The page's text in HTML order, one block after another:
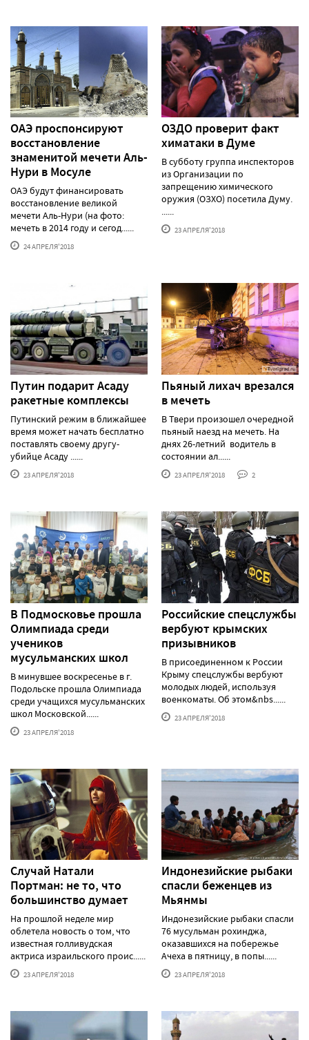
ОАЭ проспонсируют
восстановление
знаменитой мечети Аль-
Нури в Мосуле
ОАЭ будут финансировать
восстановление великой
мечети Аль-Нури (на фото:
мечеть в 2014 году и сегод......
24 АПРЕЛЯ'2018
ОЗДО проверит факт
химатаки в Думе
В субботу группа инспекторов
из Организации по
запрещению химического
оружия (ОЗХО) посетила Думу.
......
23 АПРЕЛЯ'2018
Путин подарит Асаду
ракетные комплексы
Путинский режим в ближайшее
время может начать бесплатно
поставлять своему другу-
убийце Асаду ......
23 АПРЕЛЯ'2018
Пьяный лихач врезался
в мечеть
В Твери произошел очередной
пьяный наезд на мечеть. На
днях 26-летний водитель в
состоянии ал......
23 АПРЕЛЯ'2018 2
В Подмосковье прошла
Олимпиада среди
учеников
мусульманских школ
В минувшее воскресенье в г.
Подольске прошла Олимпиада
среди учащихся мусульманских
школ Московской......
23 АПРЕЛЯ'2018
Российские спецслужбы
вербуют крымских
призывников
В присоединенном к России
Крыму спецслужбы вербуют
молодых людей, используя
военкоматы. Об этом&nbs......
23 АПРЕЛЯ'2018
Случай Натали
Портман: не то, что
большинство думает
На прошлой неделе мир
облетела новость о том, что
известная голливудская
актриса израильского проис......
23 АПРЕЛЯ'2018
Индонезийские рыбаки
спасли беженцев из
Мьянмы
Индонезийские рыбаки спасли
76 мусульман рохинджа,
оказавшихся на побережье
Ачеха в пятницу, в попы......
23 АПРЕЛЯ'2018